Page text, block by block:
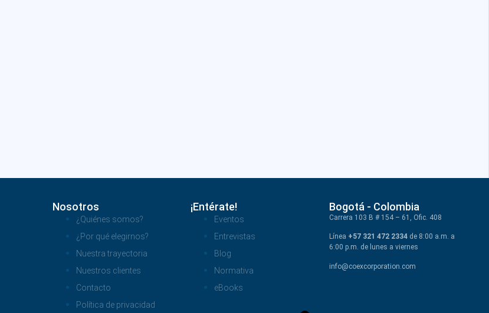
Nosotros
¿Quiénes somos?
¿Por qué elegirnos?
Nuestra trayectoria
Nuestros clientes
Contacto
Política de privacidad
¡Entérate!
Eventos
Entrevistas
Blog
Normativa
eBooks
Bogotá - Colombia
Carrera 103 B # 154 – 61, Ofic. 408
Línea +57 321 472 2334 de 8:00 a.m. a
6:00 p.m. de lunes a viernes
info@coexcorporation.com